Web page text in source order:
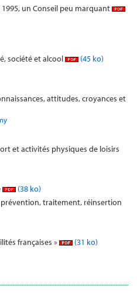
un Conseil peu marquant
société et alcool
(45 ko)
attitudes, croyances et
et activités physiques de loisirs
(38 ko)
traitement, réinsertion
françaises »
(31 ko)